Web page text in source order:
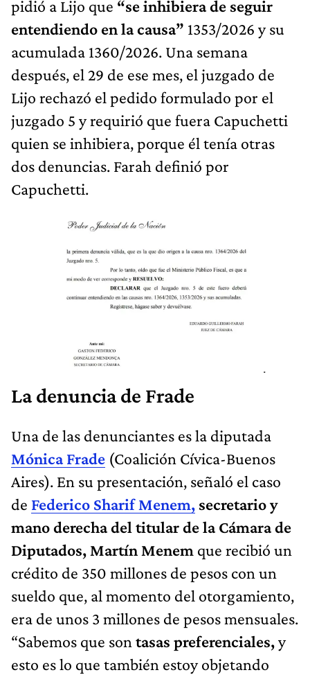
pidió a Lijo que “se inhibiera de seguir
entendiendo en la causa” 1353/2026 y su
acumulada 1360/2026. Una semana
después, el 29 de ese mes, el juzgado de
Lijo rechazó el pedido formulado por el
juzgado 5 y requirió que fuera Capuchetti
quien se inhibiera, porque él tenía otras
dos denuncias. Farah definió por
Capuchetti.
La denuncia de Frade
Una de las denunciantes es la diputada
Mónica Frade (Coalición Cívica-Buenos
Aires). En su presentación, señaló el caso
de Federico Sharif Menem, secretario y
mano derecha del titular de la Cámara de
Diputados, Martín Menem que recibió un
crédito de 350 millones de pesos con un
sueldo que, al momento del otorgamiento,
era de unos 3 millones de pesos mensuales.
“Sabemos que son tasas preferenciales,y
esto es lo que también estoy objetando